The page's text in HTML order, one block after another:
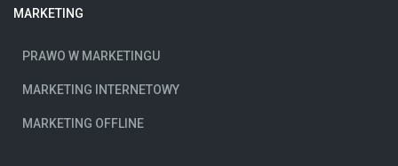
MARKETING
PRAWO W MARKETINGU
MARKETING INTERNETOWY
MARKETING OFFLINE